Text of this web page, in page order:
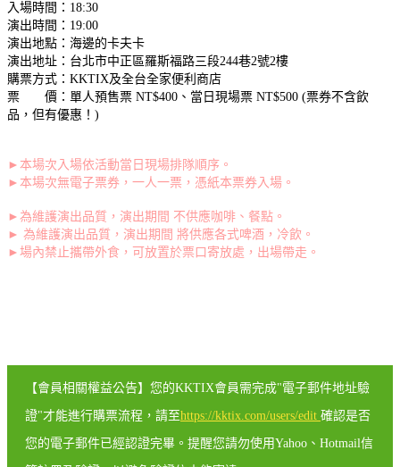
入場時間：18:30
演出時間：19:00
演出地點：海邊的卡夫卡
演出地址：台北市中正區羅斯福路三段244巷2號2樓
購票方式：KKTIX及全台全家便利商店
票 價：單人預售票 NT$400、當日現場票 NT$500 (票券不含飲
品，但有優惠！)
►本場次入場依活動當日現場排隊順序。
►本場次無電子票券，一人一票，憑紙本票券入場。
►為維護演出品質，演出期間 不供應咖啡、餐點。
► 為維護演出品質，演出期間 將供應各式啤酒，冷飲。
►場內禁止攜帶外食，可放置於票口寄放處，出場帶走。
【會員相關權益公告】您的KKTIX會員需完成"電子郵件地址驗
證"才能進行購票流程，請至https://kktix.com/users/edit 確認是否
您的電子郵件已經認證完畢。提醒您請勿使用Yahoo、Hotmail信